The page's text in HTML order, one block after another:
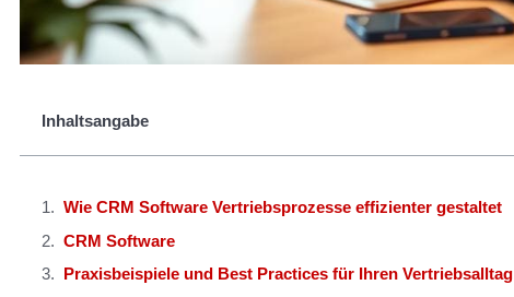
Inhaltsangabe
Wie CRM Software Vertriebsprozesse effizienter gestaltet
CRM Software
Praxisbeispiele und Best Practices für Ihren Vertriebsalltag